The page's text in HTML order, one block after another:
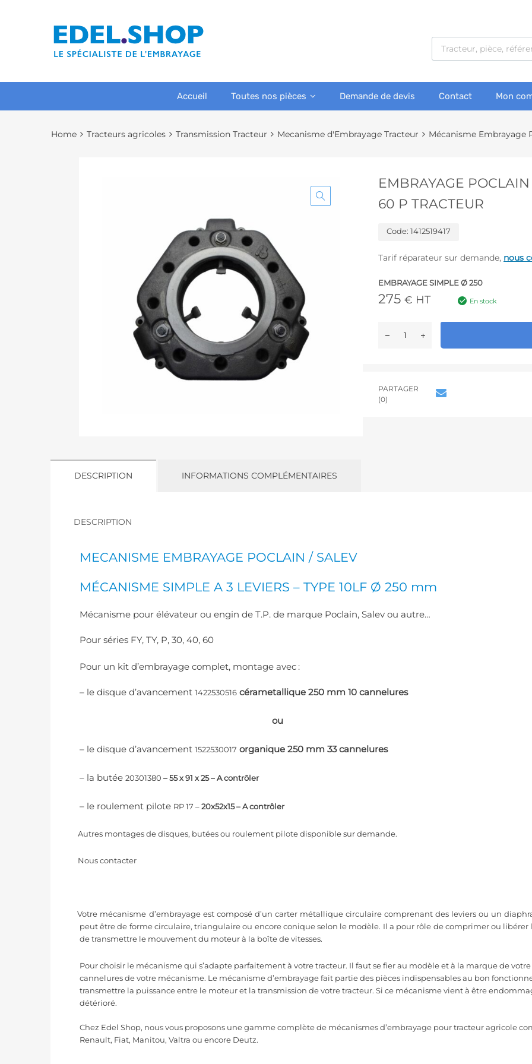
Accueil Toutes nos pièces Demande de devis Contact Mon
Home Tracteurs agricoles Transmission Tracteur Mecanisme d'Embrayage Tracteur Mécanisme Embrayage
EMBRAYAGE
60 P TRACTEUR
Code: 1412519417
Tarif réparateur sur demande, nous
EMBRAYAGE SIMPLE Ø 250
275 € HT En stock
PARTAGER
(0)
DESCRIPTION INFORMATIONS COMPLÉMENTAIRES
DESCRIPTION
MECANISME EMBRAYAGE POCLAIN / SALEV
MÉCANISME SIMPLE A 3 LEVIERS – TYPE 10LF Ø 250 mm
Mécanisme pour élévateur ou engin de T.P. de marque Poclain, Salev ou autre…
Pour séries FY, TY, P, 30, 40, 60
Pour un kit d’embrayage complet, montage avec :
– le disque d’avancement 1422530516 cérametallique 250 mm 10 cannelures
ou
– le disque d’avancement 1522530017 organique 250 mm 33 cannelures
– la butée 20301380 – 55 x 91 x 25 – A contrôler
– le roulement pilote RP 17 –20x52x15 – A contrôler
Autres montages de disques, butées ou roulement pilote disponible sur demande.
Nous contacter
Votre mécanisme d’embrayage est composé d’un carter métallique circulaire comprenant des leviers ou un
peut être de forme circulaire, triangulaire ou encore conique selon le modèle. Il a pour rôle de comprimer ou libérer
de transmettre le mouvement du moteur à la boîte de vitesses.
Pour choisir le mécanisme qui s’adapte parfaitement à votre tracteur. Il faut se fier au modèle et à la marque de
cannelures de votre mécanisme. Le mécanisme d’embrayage fait partie des pièces indispensables au bon
transmettre la puissance entre le moteur et la transmission de votre tracteur. Si ce mécanisme vient à être
détérioré.
Chez Edel Shop, nous vous proposons une gamme complète de mécanismes d’embrayage pour tracteur agricole
Renault, Fiat, Manitou, Valtra ou encore Deutz.